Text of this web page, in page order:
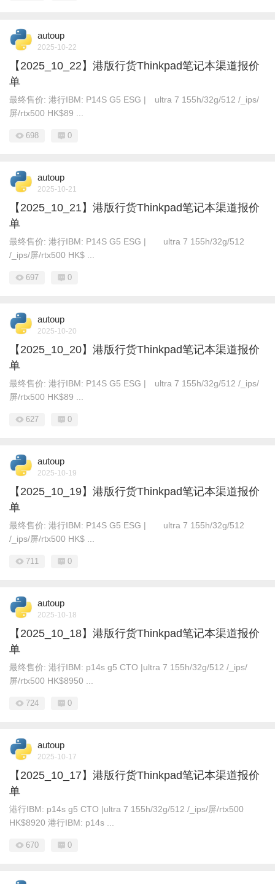
autoup
2025-10-22
【2025_10_22】港版行货Thinkpad笔记本渠道报价
单
最终售价: 港行IBM: P14S G5 ESG | ultra 7 155h/32g/512 /_ips/
屏/rtx500 HK$89 ...
698 0
autoup
2025-10-21
【2025_10_21】港版行货Thinkpad笔记本渠道报价
单
最终售价: 港行IBM: P14S G5 ESG | ultra 7 155h/32g/512
/_ips/屏/rtx500 HK$ ...
697 0
autoup
2025-10-20
【2025_10_20】港版行货Thinkpad笔记本渠道报价
单
最终售价: 港行IBM: P14S G5 ESG | ultra 7 155h/32g/512 /_ips/
屏/rtx500 HK$89 ...
627 0
autoup
2025-10-19
【2025_10_19】港版行货Thinkpad笔记本渠道报价
单
最终售价: 港行IBM: P14S G5 ESG | ultra 7 155h/32g/512
/_ips/屏/rtx500 HK$ ...
711 0
autoup
2025-10-18
【2025_10_18】港版行货Thinkpad笔记本渠道报价
单
最终售价: 港行IBM: p14s g5 CTO |ultra 7 155h/32g/512 /_ips/
屏/rtx500 HK$8950 ...
724 0
autoup
2025-10-17
【2025_10_17】港版行货Thinkpad笔记本渠道报价
单
港行IBM: p14s g5 CTO |ultra 7 155h/32g/512 /_ips/屏/rtx500
HK$8920 港行IBM: p14s ...
670 0